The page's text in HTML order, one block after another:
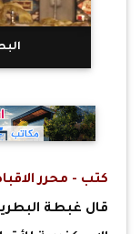
كتب - محرر
قال غبطة